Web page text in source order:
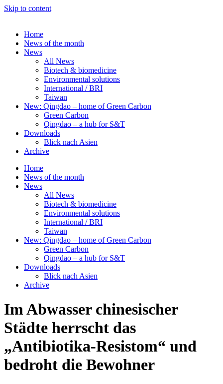
Skip to content
Home
News of the month
News
All News
Biotech & biomedicine
Environmental solutions
International / BRI
Taiwan
New: Qingdao – home of Green Carbon
Green Carbon
Qingdao – a hub for S&T
Downloads
Blick nach Asien
Archive
Home
News of the month
News
All News
Biotech & biomedicine
Environmental solutions
International / BRI
Taiwan
New: Qingdao – home of Green Carbon
Green Carbon
Qingdao – a hub for S&T
Downloads
Blick nach Asien
Archive
Im Abwasser chinesischer
Städte herrscht das
„Antibiotika-Resistom“ und
bedroht die Bewohner